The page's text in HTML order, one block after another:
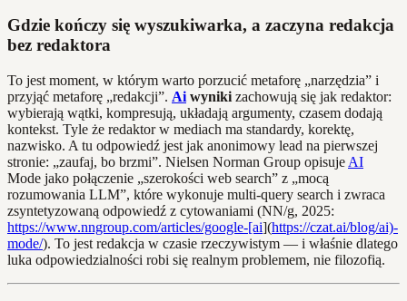
Gdzie kończy się wyszukiwarka, a zaczyna redakcja
bez redaktora
To jest moment, w którym warto porzucić metaforę „narzędzia” i
przyjąć metaforę „redakcji”. Ai wyniki zachowują się jak redaktor:
wybierają wątki, kompresują, układają argumenty, czasem dodają
kontekst. Tyle że redaktor w mediach ma standardy, korektę,
nazwisko. A tu odpowiedź jest jak anonimowy lead na pierwszej
stronie: „zaufaj, bo brzmi”. Nielsen Norman Group opisuje AI
Mode jako połączenie „szerokości web search” z „mocą
rozumowania LLM”, które wykonuje multi-query search i zwraca
zsyntetyzowaną odpowiedź z cytowaniami (NN/g, 2025:
https://www.nngroup.com/articles/google-[ai](https://czat.ai/blog/ai)-
mode/). To jest redakcja w czasie rzeczywistym — i właśnie dlatego
luka odpowiedzialności robi się realnym problemem, nie filozofią.